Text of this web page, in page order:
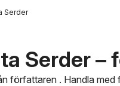
Serder
Serder –
författaren . Handla med